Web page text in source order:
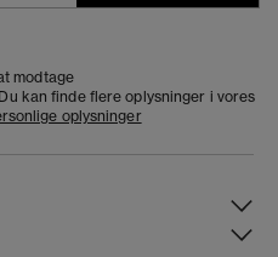
modtage
kan finde flere oplysninger i vores
oplysninger